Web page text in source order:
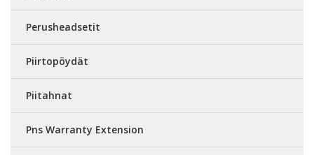
Perusheadsetit
Piirtopöydät
Piitahnat
Pns Warranty Extension